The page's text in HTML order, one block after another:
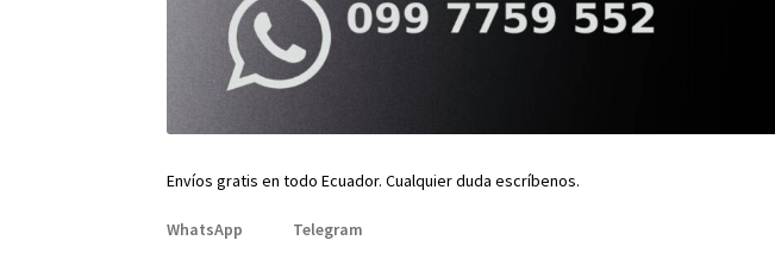
Envíos gratis en todo Ecuador. Cualquier duda escríbenos.
WhatsApp Telegram